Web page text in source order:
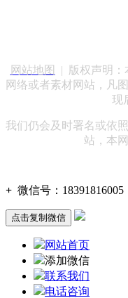
网站地图
| 版权声明：
网络或者素材网站，凡
现
我们仍会及时署名或依
站，本
+ 微信号： 18391816005
点击复制微信
网站首页
添加微信
联系我们
电话咨询